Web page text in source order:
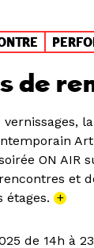
de
ON AIR
et
étages. +
de 14h à